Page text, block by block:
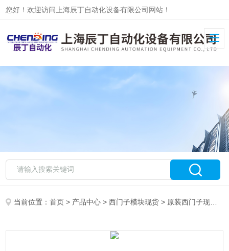
您好！欢迎访问上海辰丁自动化设备有限公司网站！
当前位置：首页 > 产品中心 >西门子模块现货 > 原装西门子现货